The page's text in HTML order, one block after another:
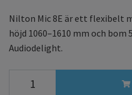
Nilton Mic 8E är ett flexibelt
höjd 1060–1610 mm och bom
Audiodelight.